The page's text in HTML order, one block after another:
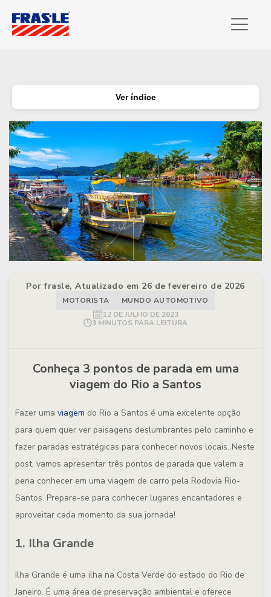
Ver índice
Por frasle, Atualizado em 26 de fevereiro de 2026
MOTORISTA
MUNDO AUTOMOTIVO
12 DE JULHO DE 2023
3 MINUTOS PARA LEITURA
Conheça 3 pontos de parada em uma
viagem do Rio a Santos
Fazer uma viagem do Rio a Santos é uma excelente opção
para quem quer ver paisagens deslumbrantes pelo caminho e
fazer paradas estratégicas para conhecer novos locais. Neste
post, vamos apresentar três pontos de parada que valem a
pena conhecer em uma viagem de carro pela Rodovia Rio-
Santos. Prepare-se para conhecer lugares encantadores e
aproveitar cada momento da sua jornada!
1. Ilha Grande
Ilha Grande é uma ilha na Costa Verde do estado do Rio de
Janeiro. É uma área de preservação ambiental e oferece